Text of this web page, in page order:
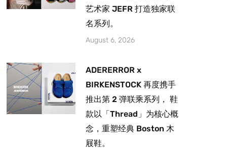
艺术家 JEFR 打造独家联
名系列。
August 6, 2026
ADERERROR x
BIRKENSTOCK 再度携手
推出第 2 弹联乘系列， 鞋
款以「Thread」为核心概
念，重塑经典 Boston 木
屐鞋。